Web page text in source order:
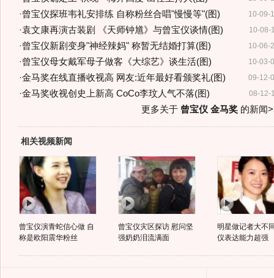
10-09-
·曾宝仪探班韦礼安排练 自称粉丝合唱"慢慢等"(图)
10-08-
·袁文康再演古装剧 《天师钟馗》与曾宝仪谈情(图)
10-06-
·曾宝仪新剧变身"神经辣妈" 称暂无结婚打算(图)
10-03-
·曾宝仪母女戴军母子做客《大综艺》谈生活(图)
09-12-
·金马奖在线直播收视高 网友:近年最好看颁奖礼(图)
08-12-
·金马奖收视创史上新高 CoCo李玟人气不落(图)
更多关于 曾宝仪 金马奖的新闻
相关视频新闻
曾宝仪演青蛇信心做 自
称是欧阳震华粉丝
曾宝仪灾区探访 慰问坚
强奶奶泪流满面
明星做记者大不
仪表达能力超强